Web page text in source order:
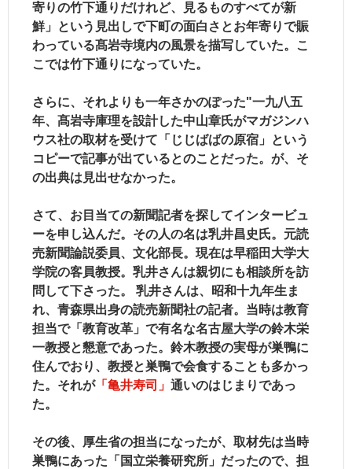
寄りの竹下通りだけれど、見るものすべてが新
鮮」
という見出しで下町の面白さとお年寄りで賑
わっている髙岩寺境内の風景を描写していた。こ
こでは竹下通りになっていた。
さらに、それよりも一年さかのぽった"一九八五
年、髙岩寺庫理を設計した中山章氏がマガジンハ
ウス社の取材を受けて 「じじばばの原宿」
という
コピーで記事が出ているとのことだった。が、そ
の出典は見出せなかった。
さて、お目当ての新聞記者を探してインタービュ
ーを申し込んだ。その人の名は乳井昌史氏。元読
売新聞論説委員、文化部長。現在は早稲田大学大
学院の客員教授。乳井さんは親切にも相談所を訪
問して下さった。 乳井さんは、昭和十九年生ま
れ、青森県出身の読売新聞社の記者。当時は教育
担当で「教育改革」で有名な名古屋大学の鈴木栄
一教授と懇意であった。鈴木教授の実母が巣鴨に
住んでおり、教授と巣鴨で会食することも多かっ
た。それが「亀井寿司」 通いのはじまりであっ
た。
その後、厚生省の担当になったが、取材先は当時
巣鴨にあった「国立栄養研究所」だったので、担